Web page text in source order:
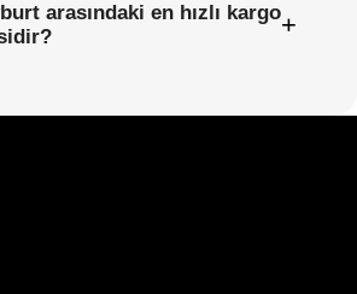
arasındaki en hızlı kargo+